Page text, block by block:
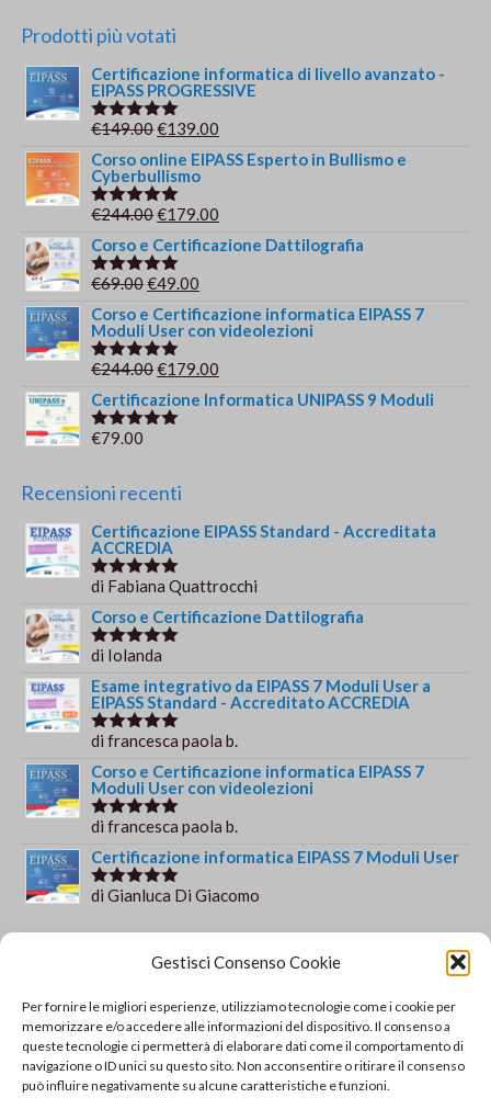
Gestisci Consenso Cookie
Per fornire le migliori esperienze, utilizziamo tecnologie come i cookie per
memorizzare e/o accedere alle informazioni del dispositivo. Il consenso a
queste tecnologie ci permetterà di elaborare dati come il comportamento di
navigazione o ID unici su questo sito. Non acconsentire o ritirare il consenso
può influire negativamente su alcune caratteristiche e funzioni.
Prodotti più votati
Certificazione informatica di livello avanzato -
EIPASS PROGRESSIVE
Valutato
€149.00Il
prezzo
originale
era:
€139.00
prezzo
Corso online EIPASS Esperto in Bullismo e
Cyberbullismo
Valutato
€244.00Il
prezzo
originale
era:
€244.00.
€179.00
prezzo
€179.00.
Corso e Certificazione Dattilografia
Valutato
€69.00Il
prezzo
originale
era:
€49.00
prezzo
attuale
è:
Corso e Certificazione informatica EIPASS 7
Moduli User con videolezioni
Valutato
€244.00Il
prezzo
originale
€179.00
prezzo
Certificazione Informatica UNIPASS 9 Moduli
Valutato
€79.00
Recensioni recenti
Certificazione EIPASS Standard - Accreditata
ACCREDIA
Valutato5
di Fabiana Quattrocchi
Corso e Certificazione Dattilografia
Valutato5
di Iolanda
Esame integrativo da EIPASS 7 Moduli User a
EIPASS Standard - Accreditato ACCREDIA
Valutato5
di francesca paola b.
Corso e Certificazione informatica EIPASS 7
Moduli User con videolezioni
Valutato5
di francesca paola b.
Certificazione informatica EIPASS 7 Moduli User
Valutato5
di Gianluca Di Giacomo
84013 Cava de' Tirreni
+39 329 952 9244
info@solsisacademy.it